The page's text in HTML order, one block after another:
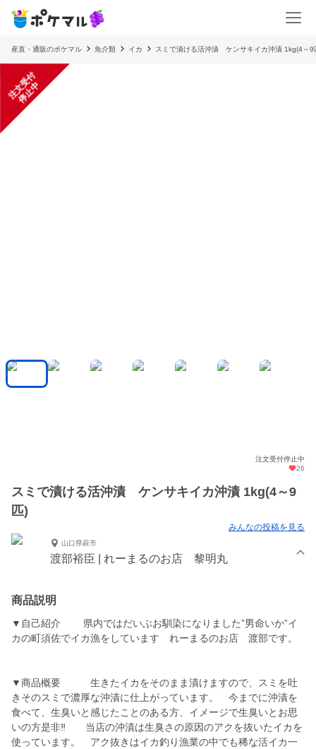
産直・通販のポケマル 魚介類 イカ スミで漬ける活沖漬 ケンサキイカ沖漬 1kg(4～9
注
文
受
付
停
止
中
注文受付停止中
26
スミで漬ける活沖漬 ケンサキイカ沖漬 1kg(4～9
匹)
みんなの投稿を見る
山口県萩市
渡部裕臣 | れーまるのお店 黎明丸
商品説明
▼自己紹介 県内ではだいぶお馴染になりました”男命いか”イ
カの町須佐でイカ漁をしています れーまるのお店 渡部です。
▼商品概要 生きたイカをそのまま漬けますので、スミを吐
きそのスミで濃厚な沖漬に仕上がっています。 今までに沖漬を
食べて、生臭いと感じたことのある方、イメージで生臭いとお思
いの方是非‼ 当店の沖漬は生臭さの原因のアクを抜いたイカを
使っています。 アク抜きはイカ釣り漁業の中でも稀な活イカ一